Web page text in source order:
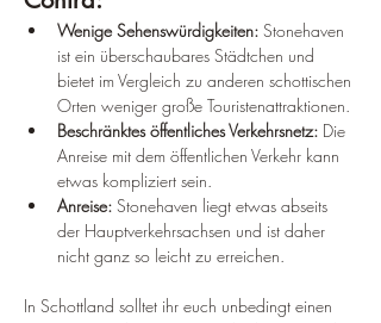
Wenige Sehenswürdigkeiten: Stonehaven
ist ein überschaubares Städtchen und
bietet im Vergleich zu anderen schottischen
Orten weniger große Touristenattraktionen.
Beschränktes öffentliches Verkehrsnetz: Die
Anreise mit dem öffentlichen Verkehr kann
etwas kompliziert sein.
Anreise: Stonehaven liegt etwas abseits
der Hauptverkehrsachsen und ist daher
nicht ganz so leicht zu erreichen.
In Schottland solltet ihr euch unbedingt einen